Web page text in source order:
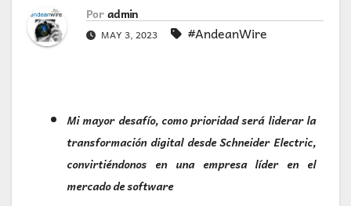
Por admin
MAY 3, 2023 #AndeanWire
Mi mayor desafío, como prioridad será liderar la
transformación digital desde Schneider Electric,
convirtiéndonos en una empresa líder en el
mercado de software